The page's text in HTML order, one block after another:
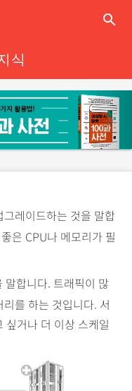
close
search
식
n
e
x
레이드하는 것을 말합
은 CPU나 메모리가 필
말합니다. 트래픽이 많
를 하는 것입니다. 서
싶거나 더 이상 스케일